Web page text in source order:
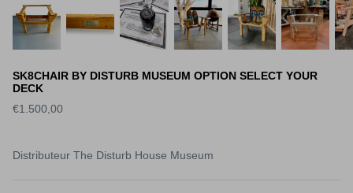
€95,00 Épuisé
SK8CHAIR BY DISTURB MUSEUM OPTION SELECT YOUR
DECK
€1.500,00
Distributeur The Disturb House Museum